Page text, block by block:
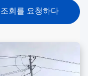
조회를 요청하다